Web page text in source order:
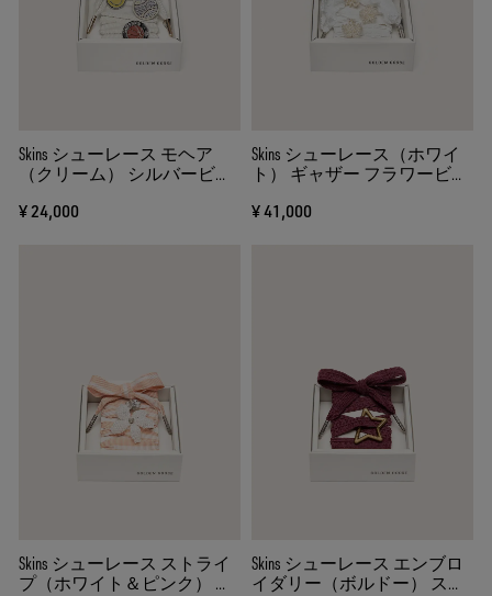
Skins シューレース モヘア
（クリーム） シルバービー
¥ 24,000
Skins シューレース（ホワイ
ト） ギャザー フラワービー
¥ 41,000
Skins シューレース ストライ
プ（ホワイト＆ピンク） ビ
Skins シューレース エンブロ
イダリー（ボルドー） スタ